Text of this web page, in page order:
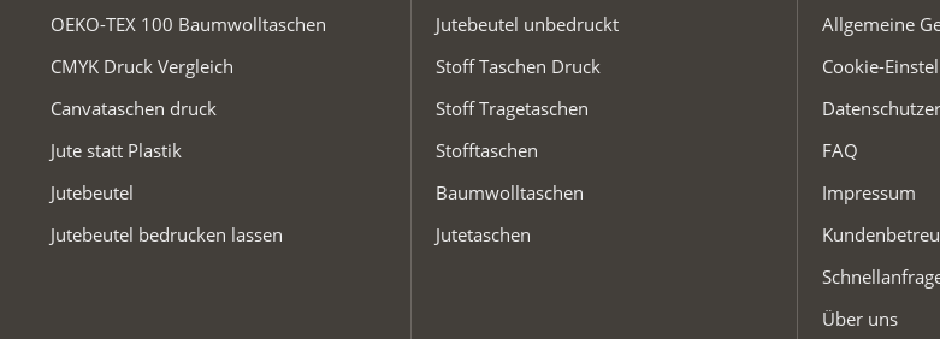
OEKO-TEX 100 Baumwolltaschen
CMYK Druck Vergleich
Canvataschen druck
Jute statt Plastik
Jutebeutel
Jutebeutel bedrucken lassen
Jutebeutel unbedruckt
Stoff Taschen Druck
Stoff Tragetaschen
Stofftaschen
Baumwolltaschen
Jutetaschen
Allgemeine
Cookie-
FAQ
Impressum
Über uns